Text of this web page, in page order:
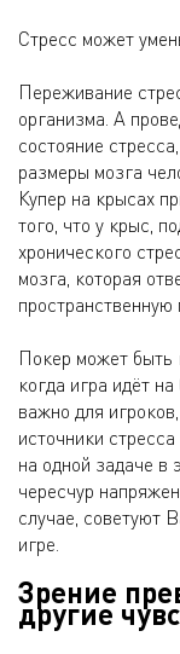
Стресс может
Переживание
организма. А
состояние
размеры мозга
Купер на крысах
того, что у крыс,
хронического
мозга, которая
Покер может быть
когда игра идёт
важно для
источники
на одной задаче в
чересчур
случае, советуют
игре.
Зрение
другие